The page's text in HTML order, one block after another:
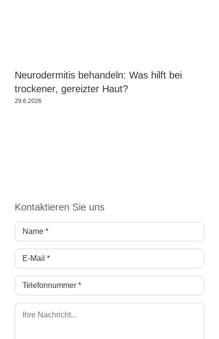
Neurodermitis behandeln: Was hilft bei
trockener, gereizter Haut?
29.6.2026
Kontaktieren Sie uns